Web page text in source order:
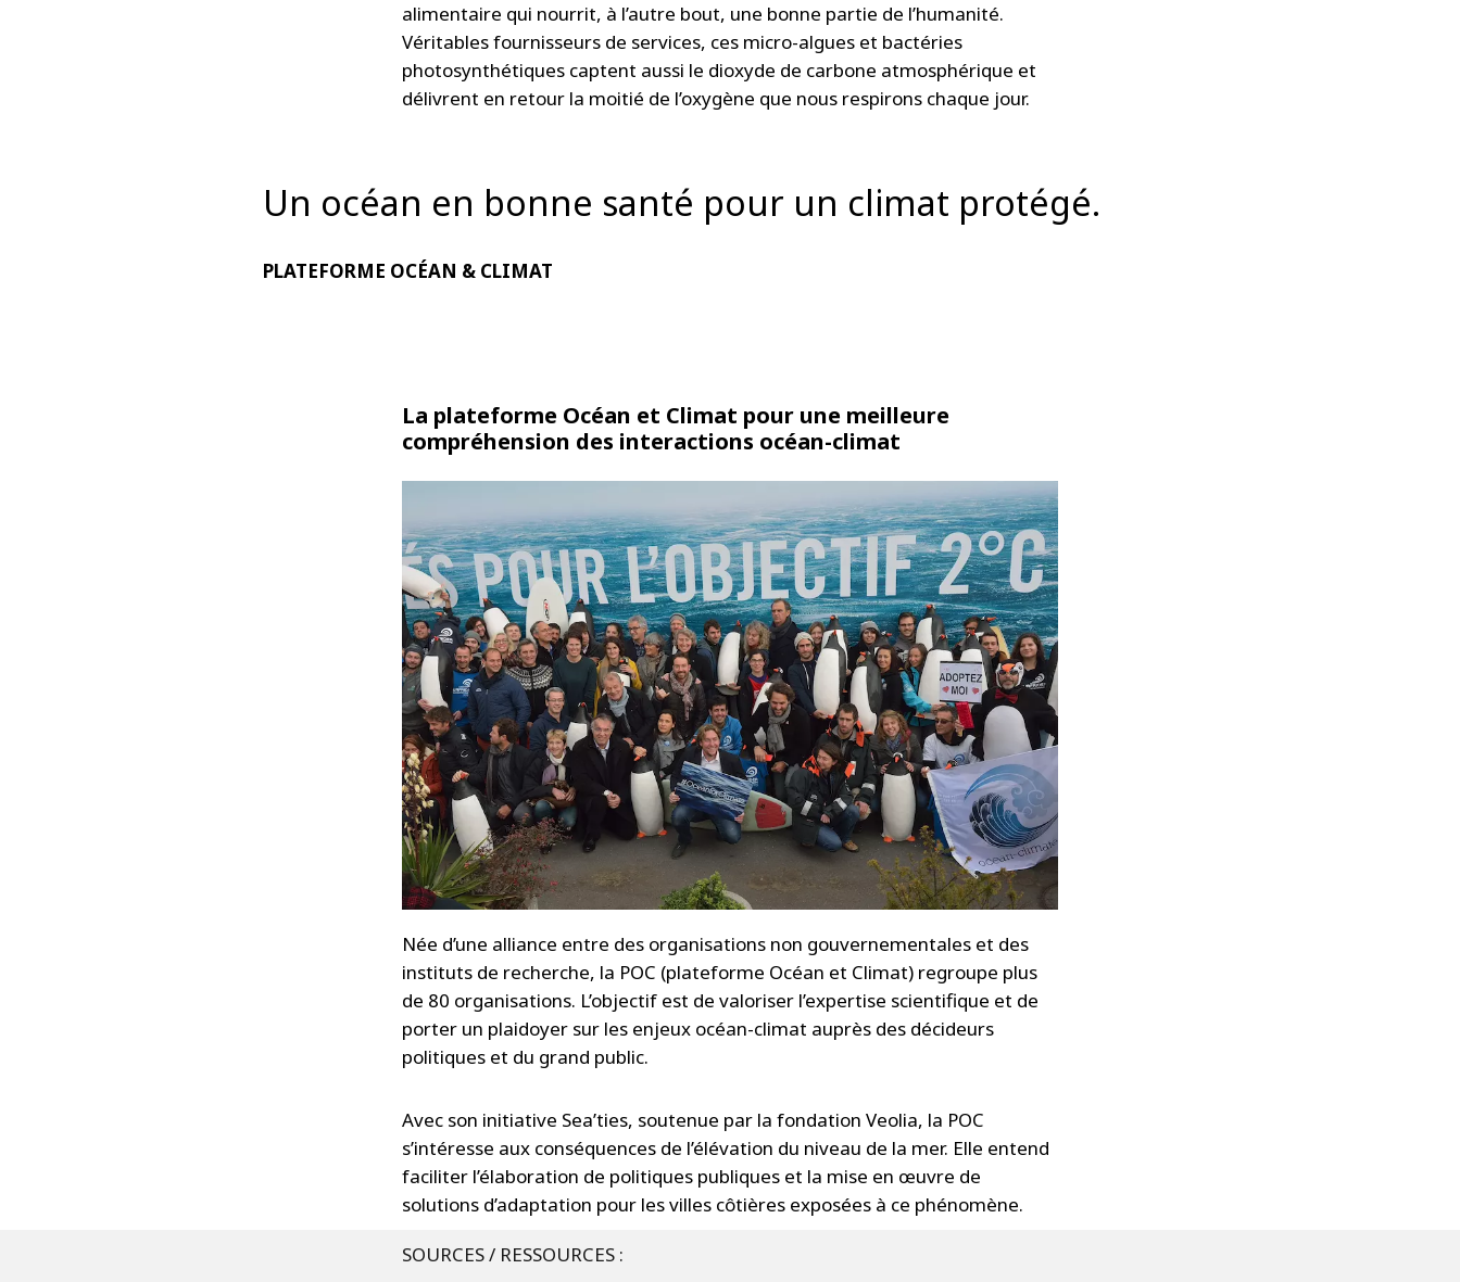
alimentaire qui nourrit, à l’autre bout, une bonne partie de l’humanité.
Véritables fournisseurs de services, ces micro-algues et bactéries
photosynthétiques captent aussi le dioxyde de carbone atmosphérique et
délivrent en retour la moitié de l’oxygène que nous respirons chaque jour.
Un océan en bonne santé pour un climat protégé.
PLATEFORME OCÉAN & CLIMAT
La plateforme Océan et Climat pour une meilleure
compréhension des interactions océan-climat
Née d’une alliance entre des organisations non gouvernementales et des
instituts de recherche, la POC (plateforme Océan et Climat) regroupe plus
de 80 organisations. L’objectif est de valoriser l’expertise scientifique et de
porter un plaidoyer sur les enjeux océan-climat auprès des décideurs
politiques et du grand public.
Avec son initiative Sea’ties, soutenue par la fondation Veolia, la POC
s’intéresse aux conséquences de l’élévation du niveau de la mer. Elle entend
faciliter l’élaboration de politiques publiques et la mise en œuvre de
solutions d’adaptation pour les villes côtières exposées à ce phénomène.
SOURCES / RESSOURCES :